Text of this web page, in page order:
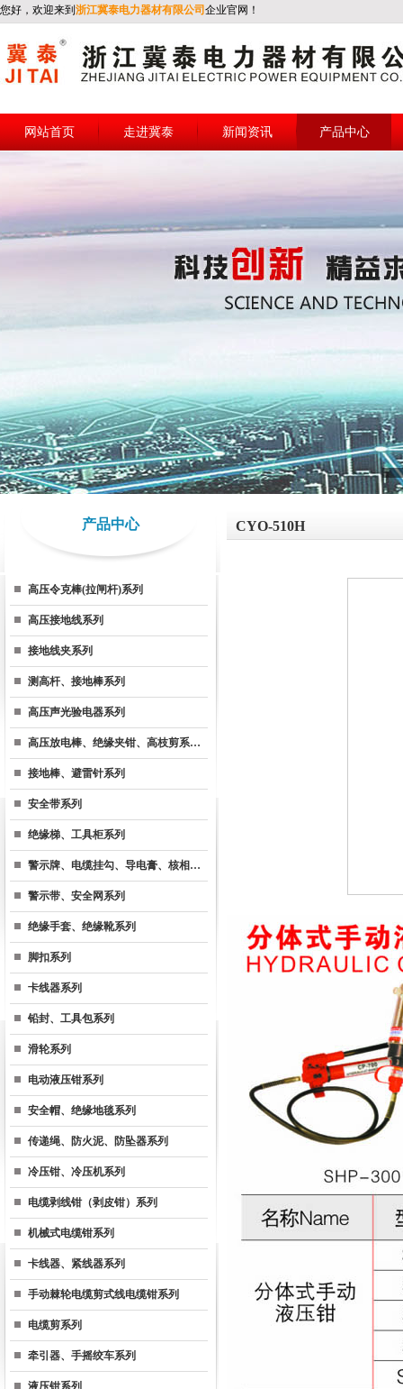
您好，欢迎来到 浙江冀泰电力器材有限公司 企业官网！
网站首页 走进冀泰 新闻资讯 产品中心
产品中心
高压令克棒(拉闸杆)系列
高压接地线系列
接地线夹系列
测高杆、接地棒系列
高压声光验电器系列
高压放电棒、绝缘夹钳、高枝剪系…
接地棒、避雷针系列
安全带系列
绝缘梯、工具柜系列
警示牌、电缆挂勾、导电膏、核相…
警示带、安全网系列
绝缘手套、绝缘靴系列
脚扣系列
卡线器系列
铅封、工具包系列
滑轮系列
电动液压钳系列
安全帽、绝缘地毯系列
传递绳、防火泥、防坠器系列
冷压钳、冷压机系列
电缆剥线钳（剥皮钳）系列
机械式电缆钳系列
卡线器、紧线器系列
手动棘轮电缆剪式线电缆钳系列
电缆剪系列
牵引器、手摇绞车系列
液压钳系列
CYO-510H